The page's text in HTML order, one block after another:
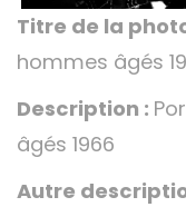
Titre de la
hommes âgés
Description :
âgés 1966
Autre